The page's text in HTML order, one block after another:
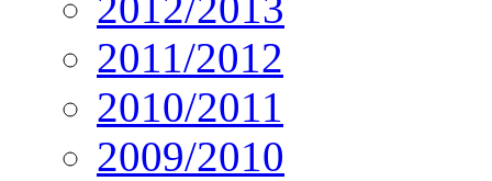
2011/2012
2010/2011
2009/2010